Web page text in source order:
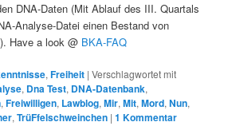
DNA-Daten (Mit Ablauf des III. Quartals
Analyse-Datei einen Bestand von
Have a look @ BKA-FAQ
,Freiheit |Verschlagwortet mit
, Dna Test, DNA-Datenbank,
,Freiwilligen, Lawblog,Mir,Mit,Mord,Nun,
,TrüFfelschweinchen |1 Kommentar